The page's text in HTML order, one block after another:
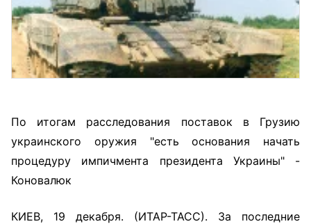
По итогам расследования поставок в Грузию
украинского оружия "есть основания начать
процедуру импичмента президента Украины" -
Коновалюк
КИЕВ, 19 декабря. (ИТАР-ТАСС). За последние